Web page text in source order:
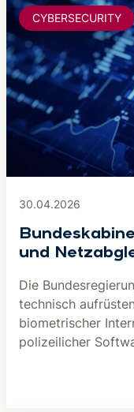
30.04.2026
und
Die
technisch
biometrischer
polizeilicher
CYBERSECURITY